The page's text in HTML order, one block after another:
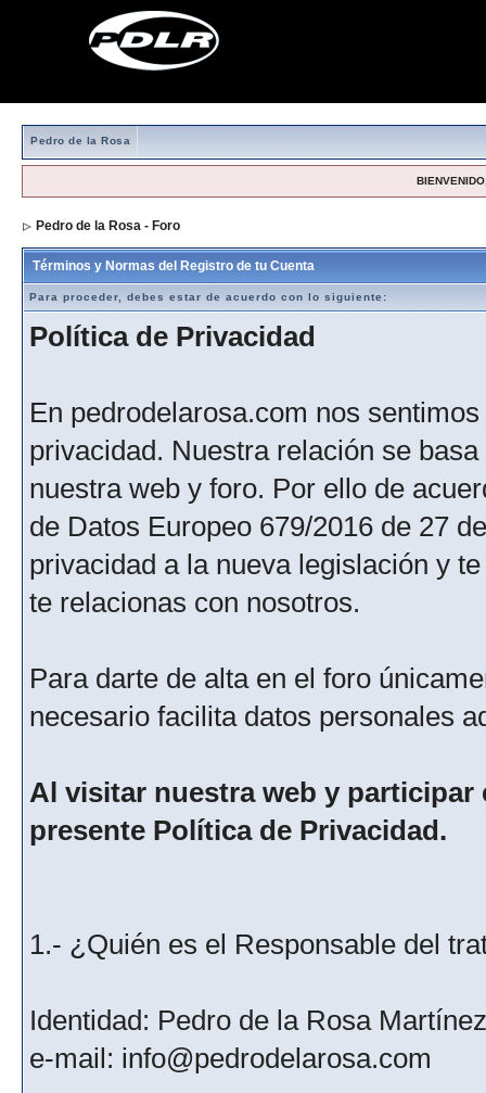
Pedro de la Rosa
Pedro de la Rosa - Foro
Términos y Normas del Registro de tu Cuenta
Para proceder, debes estar de acuerdo con lo siguiente:
Política de Privacidad
En pedrodelarosa.com nos
privacidad. Nuestra relación se
nuestra web y foro. Por ello de
de Datos Europeo 679/2016 de 27
privacidad a la nueva legislación y
te relacionas con nosotros.
Para darte de alta en el foro
necesario facilita datos personales
Al visitar nuestra web y
presente Política de Privacidad.
1.- ¿Quién es el Responsable del
Identidad: Pedro de la Rosa Martínez
e-mail: info@pedrodelarosa.com